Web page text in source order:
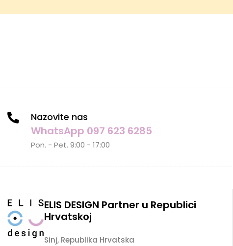
Nazovite nas
WhatsApp 097 623 6285
Pon. - Pet. 9:00 - 17:00
ELIS DESIGN Partner u Republici
Hrvatskoj
Sinj, Republika Hrvatska